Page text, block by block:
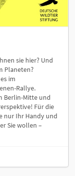
sie hier? Und
Planeten?
im
Rallye.
Berlin-Mitte und
Für die
nur Ihr Handy und
Sie wollen –